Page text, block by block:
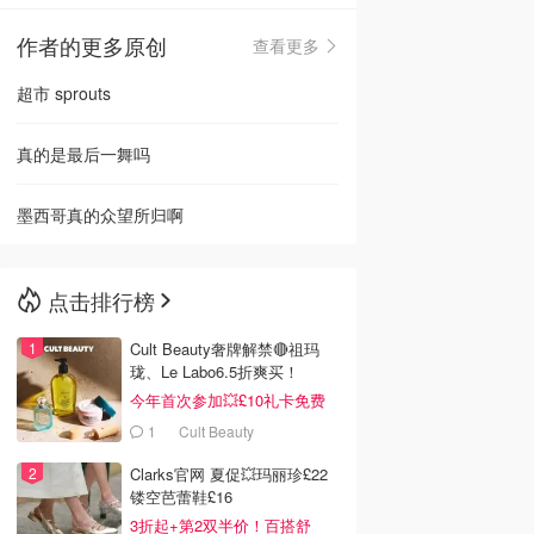
🇳🇿新西兰
作者的更多原创
查看更多
超市 sprouts
真的是最后一舞吗
墨西哥真的众望所归啊
点击排行榜
Cult Beauty奢牌解禁🔴祖玛
珑、Le Labo6.5折爽买！
今年首次参加💥£10礼卡免费
拿 1 Cult Beauty
Clarks官网 夏促💥玛丽珍£22
镂空芭蕾鞋£16
3折起+第2双半价！百搭舒